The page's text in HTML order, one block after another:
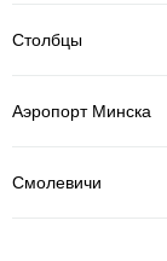
Столбцы
Аэропорт Минска
Смолевичи